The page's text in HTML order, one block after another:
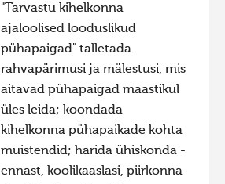
"Tarvastu kihelkonna
ajaloolised looduslikud
pühapaigad" talletada
rahvapärimusi ja mälestusi, mis
aitavad pühapaigad maastikul
üles leida; koondada
kihelkonna pühapaikade kohta
muistendid; harida ühiskonda -
ennast, koolikaaslasi, piirkonna